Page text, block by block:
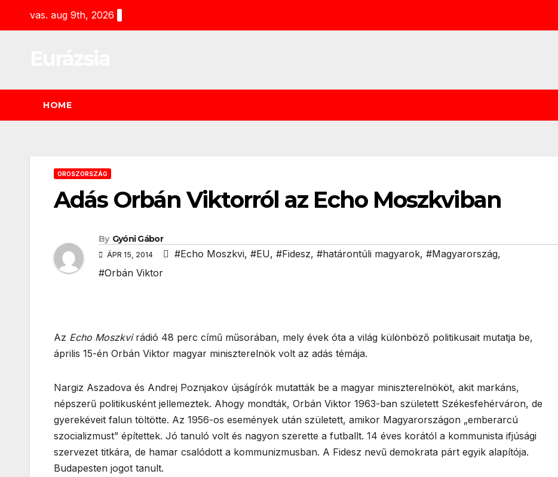
vas. aug 9th, 2026
HOME
OROSZORSZÁG
Adás Orbán Viktorról az Echo Moszkviban
By Gyóni Gábor
ÁPR 15, 2014 #Echo Moszkvi, #EU, #Fidesz, #határontúli magyarok, #Magyarország,
#Orbán Viktor
Az Echo Moszkvirádió 48 perc című műsorában, mely évek óta a világ különböző politikusait mutatja be,
április 15-én Orbán Viktor magyar miniszterelnök volt az adás témája.
Nargiz Aszadova és Andrej Poznjakov újságírók mutatták be a magyar miniszterelnököt, akit markáns,
népszerű politikusként jellemeztek. Ahogy mondták, Orbán Viktor 1963-ban született Székesfehérváron, de
gyerekéveit falun töltötte. Az 1956-os események után született, amikor Magyarországon „emberarcú
szocializmust” építettek. Jó tanuló volt és nagyon szerette a futballt. 14 éves korától a kommunista ifjúsági
szervezet titkára, de hamar csalódott a kommunizmusban. A Fidesz nevű demokrata párt egyik alapítója.
Budapesten jogot tanult.